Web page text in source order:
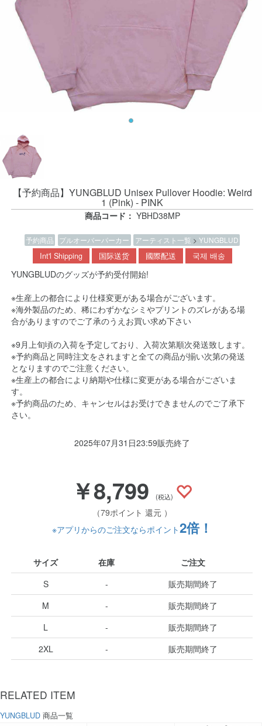
【予約商品】YUNGBLUD Unisex Pullover Hoodie: Weird
1 (Pink) - PINK
商品コード： YBHD38MP
予約商品 プルオーバーパーカー アーティスト一覧 > YUNGBLUD
Int'l Shipping 国际送货 國際配送 국제 배송
YUNGBLUDのグッズが予約受付開始!
※生産上の都合により仕様変更がある場合がございます。
※海外製品のため、稀にわずかなシミやプリントのズレがある場
合がありますのでご了承のうえお買い求め下さい
※9月上旬頃の入荷を予定しており、入荷次第順次発送致します。
※予約商品と同時注文をされますと全ての商品が揃い次第の発送
となりますのでご注意ください。
※生産上の都合により納期や仕様に変更がある場合がございま
す。
※予約商品のため、キャンセルはお受けできませんのでご了承下
さい。
2025年07月31日23:59販売終了
￥8,799 (税込)
（79ポイント 還元 ）
※アプリからのご注文ならポイント2倍！
サイズ 在庫
ご注文
S
-
販売期間終了
M
-
販売期間終了
L
-
販売期間終了
2XL
- 販売期間終了
RELATED ITEM
YUNGBLUD 商品一覧